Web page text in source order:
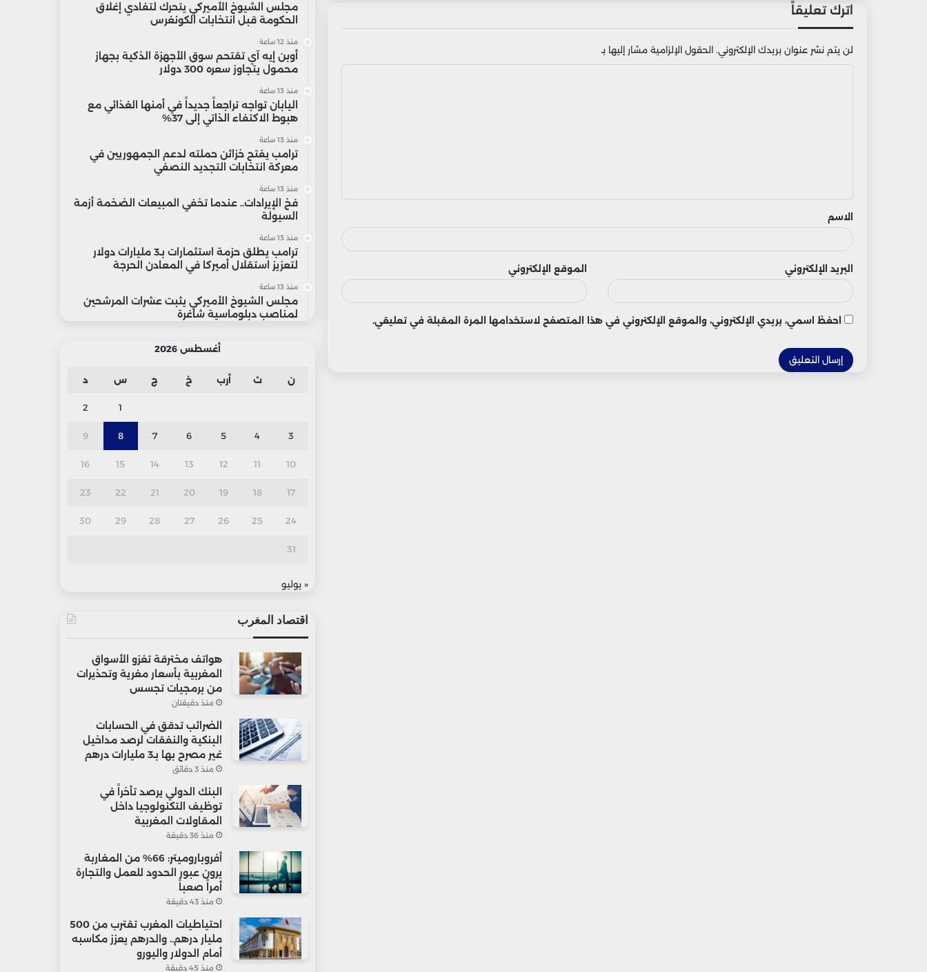
اترك تعليقاً
لن يتم نشر عنوان بريدك الإلكتروني. الحقول الإلزامية مشار إليها بـ
ق
الاسم
البريد الإلكتروني الموقع الإلكتروني
احفظ اسمي، بريدي الإلكتروني، والموقع الإلكتروني في هذا المتصفح لاستخدامها المرة المقبلة في تعليقي.
مجلس الشيوخ الأميركي يتحرك لتفادي إغلاق
الحكومة قبل انتخابات الكونغرس
منذ 12 ساعة
أوبن إيه آي تقتحم سوق الأجهزة الذكية بجهاز
محمول يتجاوز سعره 300 دولار
منذ 13 ساعة
اليابان تواجه تراجعاً جديداً في أمنها الغذائي مع
هبوط الاكتفاء الذاتي إلى 37%
منذ 13 ساعة
ترامب يفتح خزائن حملته لدعم الجمهوريين في
معركة انتخابات التجديد النصفي
منذ 13 ساعة
فخ الإيرادات.. عندما تخفي المبيعات الضخمة أزمة
السيولة
منذ 13 ساعة
ترامب يطلق حزمة استثمارات بـ3 مليارات دولار
لتعزيز استقلال أميركا في المعادن الحرجة
منذ 13 ساعة
مجلس الشيوخ الأميركي يثبت عشرات المرشحين
لمناصب دبلوماسية شاغرة
أغسطس 2026
ن ث أرب خ ج س د
1
2
3
4
5
6
7
8
9
10
11
12
13
14
15
16
17
18
19
20
21
22
23
24
25
26
27
28
29
30
31
« يوليو
اقتصاد المغرب
هواتف مخترقة تغزو الأسواق
المغربية بأسعار مغرية وتحذيرات
من برمجيات تجسس
منذ دقيقتان
الضرائب تدقق في الحسابات
البنكية والنفقات لرصد مداخيل
غير مصرح بها بـ3 مليارات درهم
منذ 3 دقائق
البنك الدولي يرصد تأخراً في
توظيف التكنولوجيا داخل
المقاولات المغربية
منذ 36 دقيقة
أفروباروميتر: 66% من المغاربة
يرون عبور الحدود للعمل والتجارة
أمراً صعباً
منذ 43 دقيقة
احتياطيات المغرب تقترب من 500
مليار درهم.. والدرهم يعزز مكاسبه
أمام الدولار واليورو
منذ 45 دقيقة